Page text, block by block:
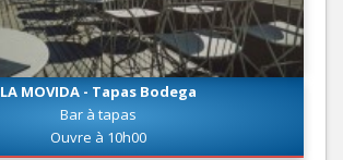
LA MOVIDA - Tapas Bodega
Bar à tapas
Ouvre à 10h00